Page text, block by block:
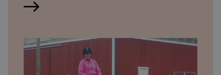
Lue artikkeli